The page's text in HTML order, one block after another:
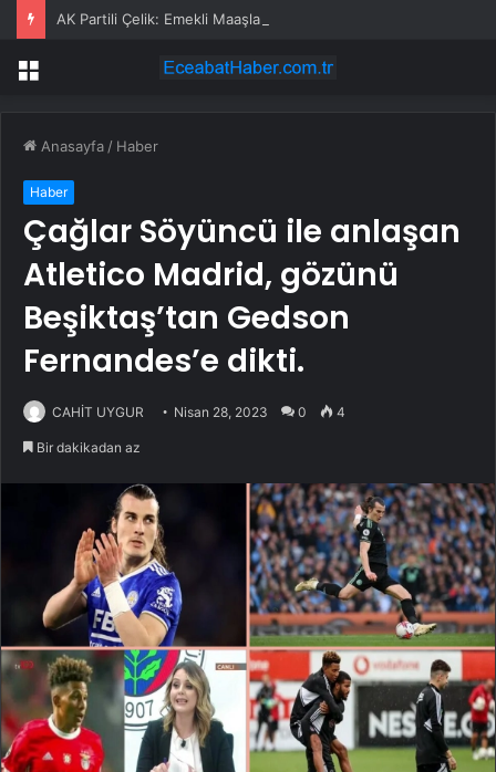
Menü
Anasayfa / Haber
Haber
Çağlar Söyüncü ile anlaşan
Atletico Madrid, gözünü
Beşiktaş’tan Gedson
Fernandes’e dikti.
CAHİT UYGUR Nisan 28, 2023 0 4
Bir dakikadan az